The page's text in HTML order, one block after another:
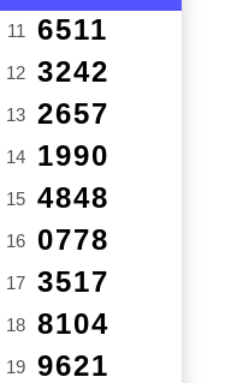
11 6511
12 3242
13 2657
14 1990
15 4848
16 0778
17 3517
18 8104
19 9621